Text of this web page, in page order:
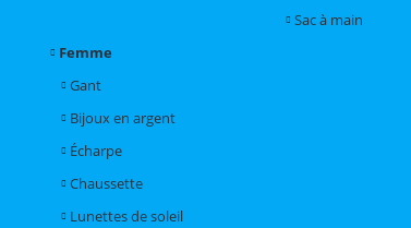
Sac à main
Femme
Gant
Bijoux en argent
Écharpe
Chaussette
Lunettes de soleil